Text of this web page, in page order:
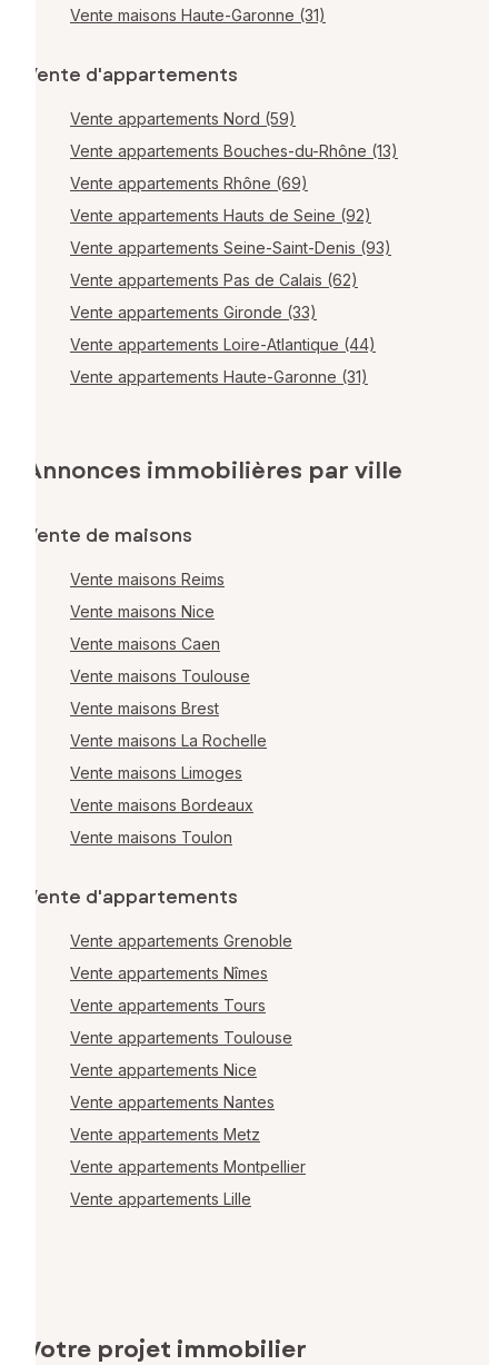
Vente maisons Haute-Garonne (31)
Vente d'appartements
Vente appartements Nord (59)
Vente appartements Bouches-du-Rhône (13)
Vente appartements Rhône (69)
Vente appartements Hauts de Seine (92)
Vente appartements Seine-Saint-Denis (93)
Vente appartements Pas de Calais (62)
Vente appartements Gironde (33)
Vente appartements Loire-Atlantique (44)
Vente appartements Haute-Garonne (31)
Annonces immobilières par ville
Vente de maisons
Vente maisons Reims
Vente maisons Nice
Vente maisons Caen
Vente maisons Toulouse
Vente maisons Brest
Vente maisons La Rochelle
Vente maisons Limoges
Vente maisons Bordeaux
Vente maisons Toulon
Vente d'appartements
Vente appartements Grenoble
Vente appartements Nîmes
Vente appartements Tours
Vente appartements Toulouse
Vente appartements Nice
Vente appartements Nantes
Vente appartements Metz
Vente appartements Montpellier
Vente appartements Lille
Votre projet immobilier